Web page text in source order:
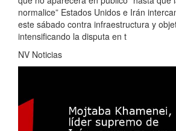
normalice” Estados Unidos e Irán
este sábado contra infraestructura y
intensificando la disputa en t
NV Noticias